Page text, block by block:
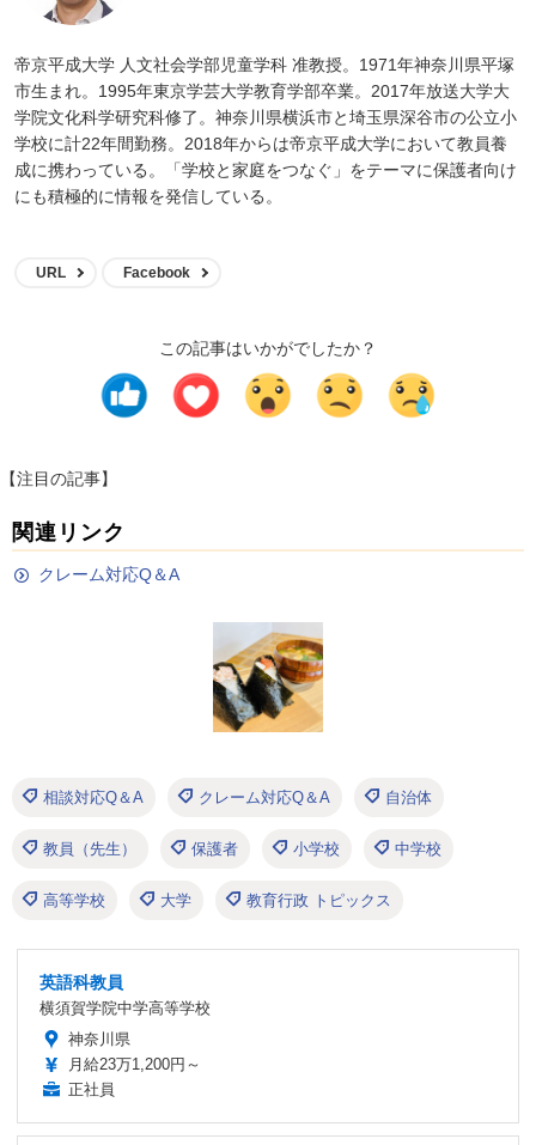
帝京平成大学 人文社会学部児童学科 准教授。1971年神奈川県平塚
市生まれ。1995年東京学芸大学教育学部卒業。2017年放送大学大
学院文化科学研究科修了。神奈川県横浜市と埼玉県深谷市の公立小
学校に計22年間勤務。2018年からは帝京平成大学において教員養
成に携わっている。「学校と家庭をつなぐ」をテーマに保護者向け
にも積極的に情報を発信している。
URL Facebook
この記事はいかがでしたか？
【注目の記事】
関連リンク
クレーム対応Q＆A
相談対応Q＆A クレーム対応Q＆A 自治体
教員（先生） 保護者 小学校 中学校
高等学校 大学 教育行政 トピックス
英語科教員
横須賀学院中学高等学校
神奈川県
月給23万1,200円～
正社員